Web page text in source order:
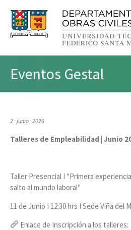
Eventos Gestal
2 · junio · 2026
Talleres de Empleabilidad | Junio
Taller Presencial I "Primera
salto al mundo laboral"
11 de Junio I 12:30 hrs I Sede Viña del
Enlace de Inscripción a los talleres: